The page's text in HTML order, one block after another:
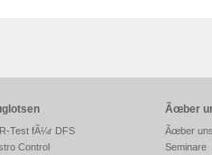
Test fÃ¼r DFS
Control
Ãœber
Ãœber
Seminare